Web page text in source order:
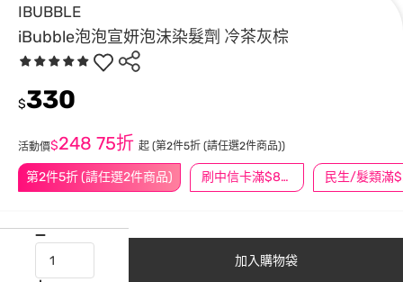
IBUBBLE
iBubble泡泡宣妍泡沫染髮劑 冷茶灰棕
第2件5折 (請任選2件商品) 刷中信卡滿$888送3萬點
$330
活動價$248 75折 起 (第2件5折 (請任選2件商品))
加入購物袋